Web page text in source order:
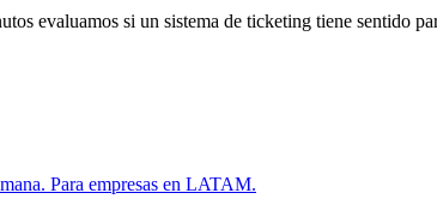
evaluamos si un sistema de ticketing tiene sentido
Para empresas en LATAM.